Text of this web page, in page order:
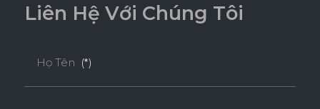
Liên Hệ Với Chúng Tôi
Họ Tên (*)